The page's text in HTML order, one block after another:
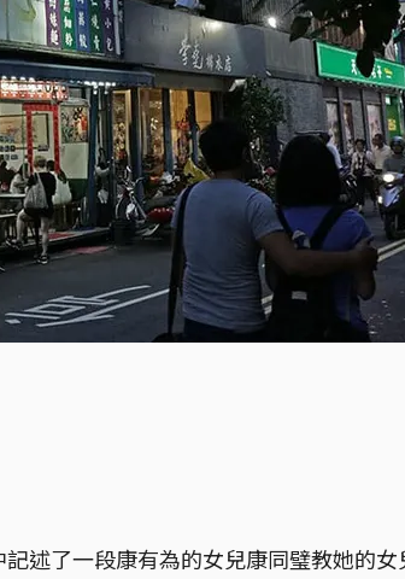
述了一段康有為的女兒康同璧教她的女